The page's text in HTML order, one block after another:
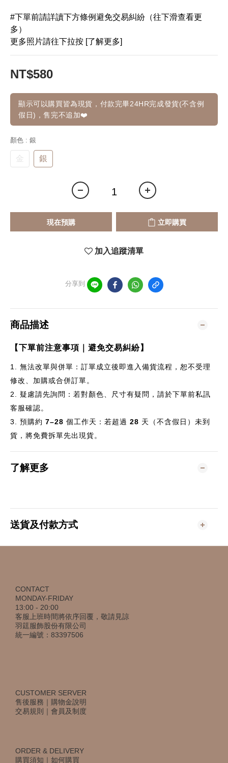
#下單前請詳讀下方條例避免交易糾紛（往下滑查看更
多）
更多照片請往下拉按 [了解更多]
NT$580
顯示可以購買皆為現貨，付款完畢24HR完成發貨(不含例
假日)，售完不追加❤️
顏色 : 銀
金 銀
現在預購 立即購買
加入追蹤清單
分享到
商品描述
【下單前注意事項｜避免交易糾紛】
1.
無法改單與併單：訂單成立後即進入備貨流程，恕不受理
修改、加購或合併訂單。
2.
疑慮請先詢問：若對顏色、尺寸有疑問，請於下單前私訊
客服確認。
3.
預購約 7–28 個工作天：若超過 28 天（不含假日）未到
貨，將免費拆單先出現貨。
了解更多
送貨及付款方式
CONTACT
MONDAY-FRIDAY
13:00 - 20:00
客服上班時間將依序回覆，敬請見諒
羽筳服飾股份有限公司
統一編號：83397506
CUSTOMER SERVER
售後服務 ｜ 購物金說明
交易規則
｜ 會員及制度
ORDER & DELIVERY
購買須知 ｜ 如何購買